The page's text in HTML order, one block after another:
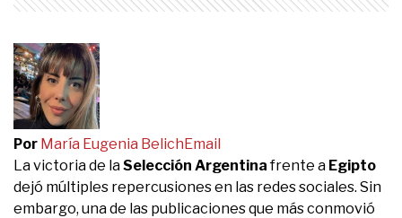
Por María Eugenia BelichEmail
La victoria de laSelección Argentinafrente a Egipto
dejó múltiples repercusiones en las redes sociales. Sin
embargo, una de las publicaciones que más conmovió